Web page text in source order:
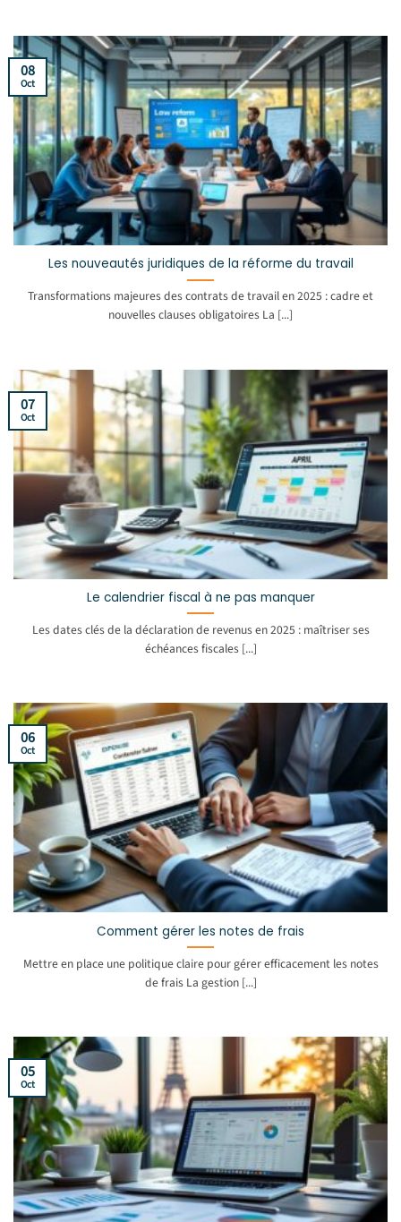
Les nouveautés juridiques de la réforme du travail
Transformations majeures des contrats de travail en 2025 : cadre et
nouvelles clauses obligatoires La [...]
08
Oct
Le calendrier fiscal à ne pas manquer
Les dates clés de la déclaration de revenus en 2025 : maîtriser ses
échéances fiscales [...]
07
Oct
Comment gérer les notes de frais
Mettre en place une politique claire pour gérer efficacement les notes
de frais La gestion [...]
06
Oct
05
Oct